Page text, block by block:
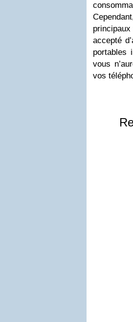
accepté
portables
vous
vos